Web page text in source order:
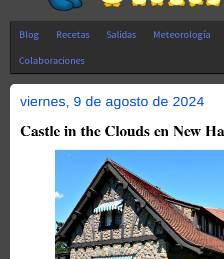
Blog Recetas Salidas Meteorología
Colaboraciones
viernes, 9 de agosto de 2024
Castle in the Clouds en New